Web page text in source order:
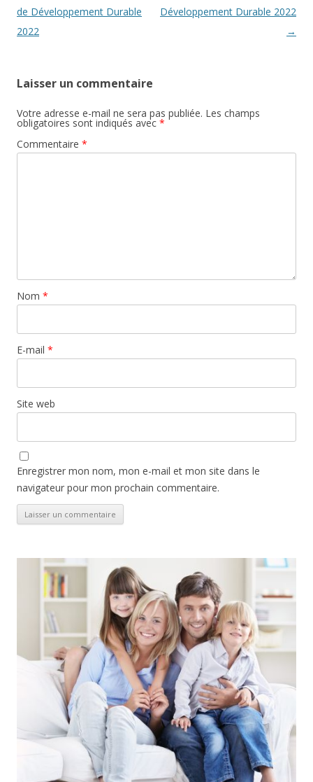
des
articles
de Développement Durable
2022
Développement Durable 2022
→
Laisser un commentaire
Votre adresse e-mail ne sera pas publiée. Les champs
obligatoires sont indiqués avec *
Commentaire *
Nom *
E-mail *
Site web
Enregistrer mon nom, mon e-mail et mon site dans le
navigateur pour mon prochain commentaire.